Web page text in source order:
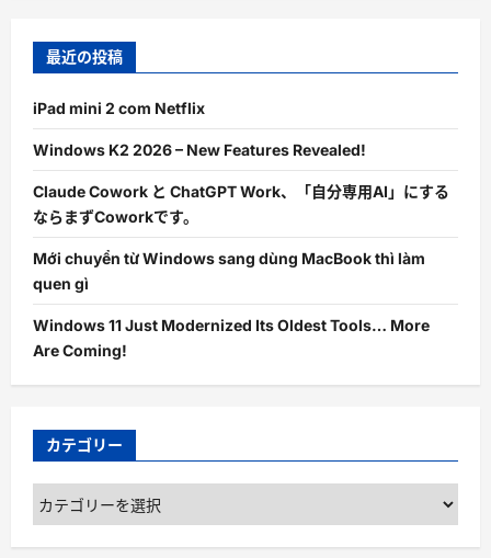
最近の投稿
iPad mini 2 com Netflix
Windows K2 2026 – New Features Revealed!
Claude Cowork と ChatGPT Work、「自分専用AI」にする
ならまずCoworkです。
Mới chuyển từ Windows sang dùng MacBook thì làm
quen gì
Windows 11 Just Modernized Its Oldest Tools… More
Are Coming!
カテゴリー
カ
テ
ゴ